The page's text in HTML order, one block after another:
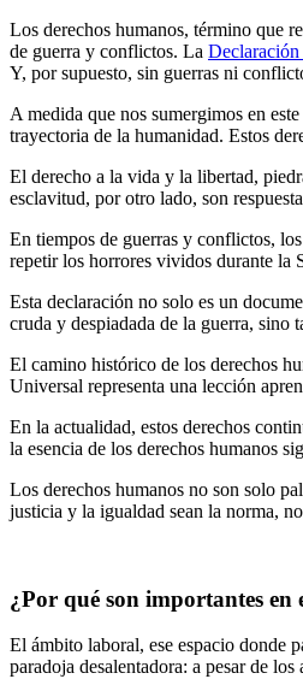
Los derechos humanos, término que
de guerra y conflictos. La
Y, por supuesto, sin guerras ni
A medida que nos sumergimos en
trayectoria de la humanidad. Estos
El derecho a la vida y la libertad,
esclavitud, por otro lado, son
En tiempos de guerras y conflictos,
repetir los horrores vividos durante la
Esta declaración no solo es un
cruda y despiadada de la guerra,
El camino histórico de los derechos
Universal representa una lección
En la actualidad, estos derechos
la esencia de los derechos humanos
Los derechos humanos no son solo
justicia y la igualdad sean la norma,
¿Por qué son importantes en
El ámbito laboral, ese espacio donde
paradoja desalentadora: a pesar de